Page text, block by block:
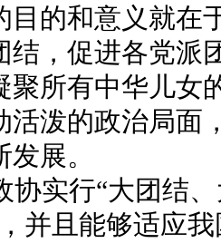
目的和意义就在
结，促进各党派
聚所有中华儿女
活泼的政治局面
展。
实行“大团结、
并且能够适应